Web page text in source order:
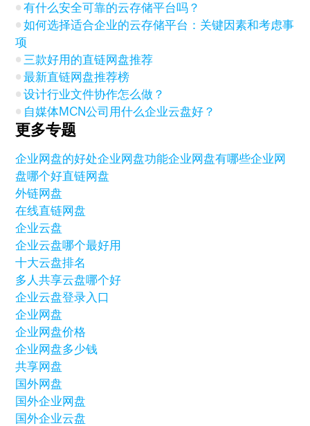
有什么安全可靠的云存储平台吗？
如何选择适合企业的云存储平台：关键因素和考虑事
项
三款好用的直链网盘推荐
最新直链网盘推荐榜
设计行业文件协作怎么做？
自媒体MCN公司用什么企业云盘好？
更多专题
企业网盘的好处企业网盘功能企业网盘有哪些企业网
盘哪个好直链网盘
外链网盘
在线直链网盘
企业云盘
企业云盘哪个最好用
十大云盘排名
多人共享云盘哪个好
企业云盘登录入口
企业网盘
企业网盘价格
企业网盘多少钱
共享网盘
国外网盘
国外企业网盘
国外企业云盘